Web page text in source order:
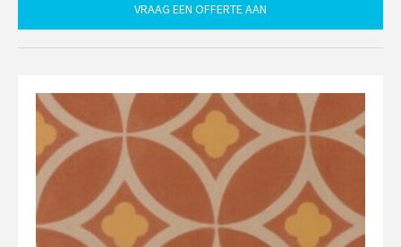
VRAAG EEN OFFERTE AAN